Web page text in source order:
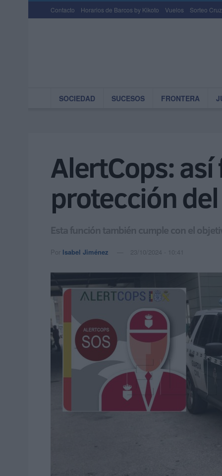
Contacto Horarios de Barcos by Kikoto Vuelos Sorteo
SOCIEDAD SUCESOS FRONTERA
AlertCops: así
protección
Esta función también cumple con el
Por Isabel Jiménez 23/10/2024 - 10:41